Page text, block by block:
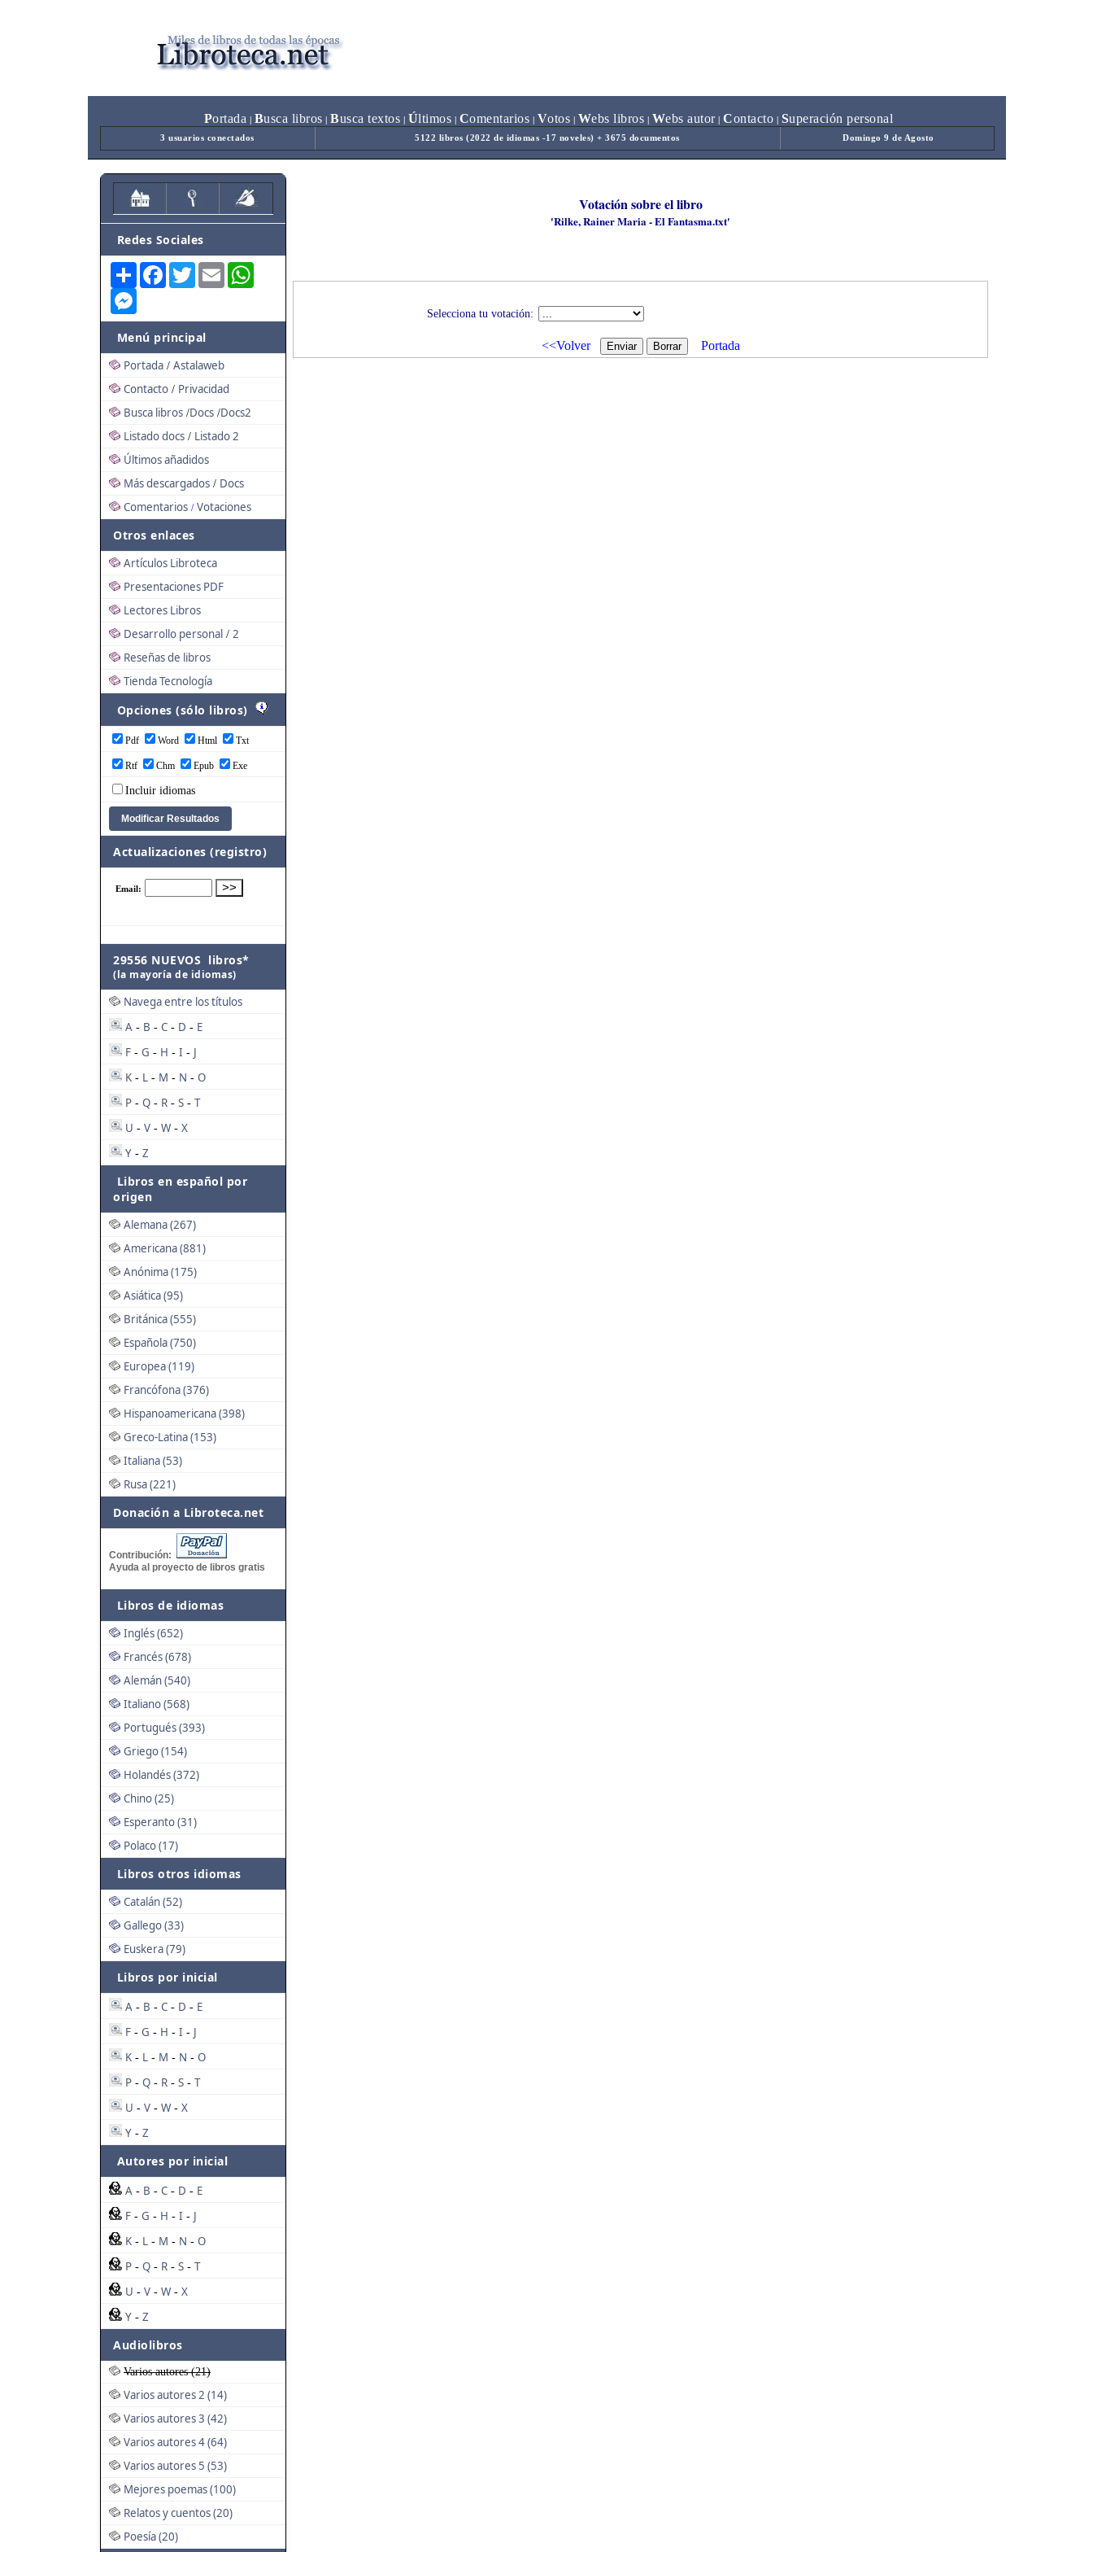
Portada Busca libros Busca textos Últimos Comentarios Votos Webs libros Webs autor| Contacto Superación personal
3 usuarios conectados 5122 libros (2022 de idiomas -17 noveles) + 3675 documentos Domingo 9 de Agosto
Redes Sociales
Share FacebookTwitterEmail
Menú principal
Portada / Astalaweb
Contacto / Privacidad
Busca libros /Docs /Docs2
Listado docs / Listado 2
Últimos añadidos
Más descargados / Docs
Comentarios / Votaciones
Otros enlaces
Artículos Libroteca
Presentaciones PDF
Lectores Libros
Desarrollo personal / 2
Reseñas de libros
Tienda Tecnología
Opciones (sólo libros)
Pdf Word Html Txt
Rtf Chm Epub Exe
Incluir idiomas
Actualizaciones (registro)
29556 NUEVOS libros*
(la mayoría de idiomas)
Navega entre los títulos
A - B - C - D - E
F - G - H - I - J
K - L - M - N - O
P - Q - R - S - T
U - V - W - X
Y - Z
Libros en español por
origen
Alemana (267)
Americana (881)
Anónima (175)
Asiática (95)
Británica (555)
Española (750)
Europea (119)
Francófona (376)
Hispanoamericana (398)
Greco-Latina (153)
Italiana (53)
Rusa (221)
Donación a Libroteca.net
Contribución:
Ayuda al proyecto de libros gratis
Libros de idiomas
Inglés (652)
Francés (678)
Alemán (540)
Italiano (568)
Portugués (393)
Griego (154)
Holandés (372)
Chino (25)
Esperanto (31)
Polaco (17)
Libros otros idiomas
Catalán (52)
Gallego (33)
Euskera (79)
Libros por inicial
A - B - C - D - E
F - G - H - I - J
K - L - M - N - O
P - Q - R - S - T
U - V - W - X
Y - Z
Autores por inicial
A - B - C - D - E
F - G - H - I - J
K - L - M - N - O
P - Q - R - S - T
U - V - W - X
Y - Z
Audiolibros
Varios autores (21)
Varios autores 2 (14)
Varios autores 3 (42)
Varios autores 4 (64)
Varios autores 5 (53)
Mejores poemas (100)
Relatos y cuentos (20)
Poesía (20)
Votación sobre el libro
'Rilke, Rainer Maria - El Fantasma.txt'
Selecciona tu votación:
<<Volver Portada